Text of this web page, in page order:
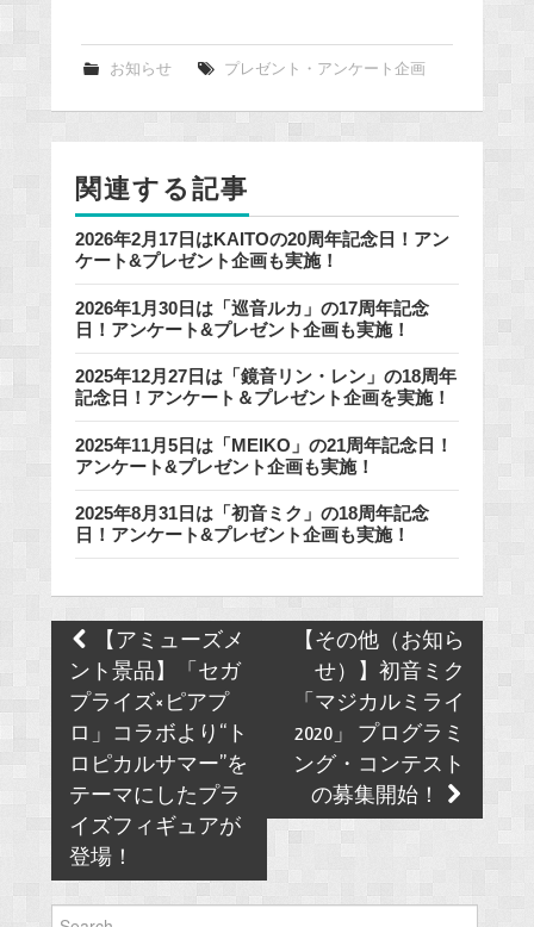
e
k
お知らせ プレゼント・アンケート企画
関連する記事
2026年2月17日はKAITOの20周年記念日！アン
ケート&プレゼント企画も実施！
2026年1月30日は「巡音ルカ」の17周年記念
日！アンケート&プレゼント企画も実施！
2025年12月27日は「鏡音リン・レン」の18周年
記念日！アンケート＆プレゼント企画を実施！
2025年11月5日は「MEIKO」の21周年記念日！
アンケート&プレゼント企画も実施！
2025年8月31日は「初音ミク」の18周年記念
日！アンケート&プレゼント企画も実施！
Post
navigation
【アミューズメ
ント景品】「セガ
プライズ×ピアプ
ロ」コラボより“ト
ロピカルサマー”を
テーマにしたプラ
イズフィギュアが
登場！
【その他（お知ら
せ）】初音ミク
「マジカルミライ
2020」 プログラミ
ング・コンテスト
の募集開始！